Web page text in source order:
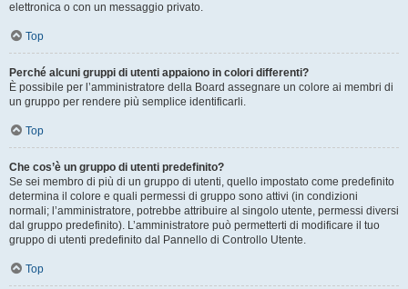
elettronica o con un messaggio privato.
Top
Perché alcuni gruppi di utenti appaiono in colori differenti?
È possibile per l’amministratore della Board assegnare un colore ai membri di
un gruppo per rendere più semplice identificarli.
Top
Che cos’è un gruppo di utenti predefinito?
Se sei membro di più di un gruppo di utenti, quello impostato come predefinito
determina il colore e quali permessi di gruppo sono attivi (in condizioni
normali; l’amministratore, potrebbe attribuire al singolo utente, permessi diversi
dal gruppo predefinito). L’amministratore può permetterti di modificare il tuo
gruppo di utenti predefinito dal Pannello di Controllo Utente.
Top